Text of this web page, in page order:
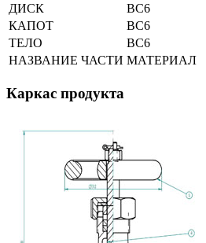
ДИСК
BC6
КАПОТ
BC6
ТЕЛО
BC6
НАЗВАНИЕ ЧАСТИ МАТЕРИАЛ
Каркас продукта